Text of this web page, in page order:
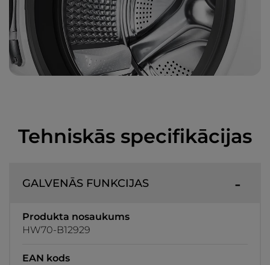
Tehniskās specifikācijas
GALVENĀS FUNKCIJAS
Produkta nosaukums
HW70-B12929
EAN kods